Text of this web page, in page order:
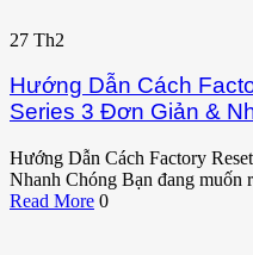
27 Th2
Hướng Dẫn Cách
Series 3 Đơn Giản &
Hướng Dẫn Cách Factory
Nhanh Chóng Bạn đang muốn
Read More 0